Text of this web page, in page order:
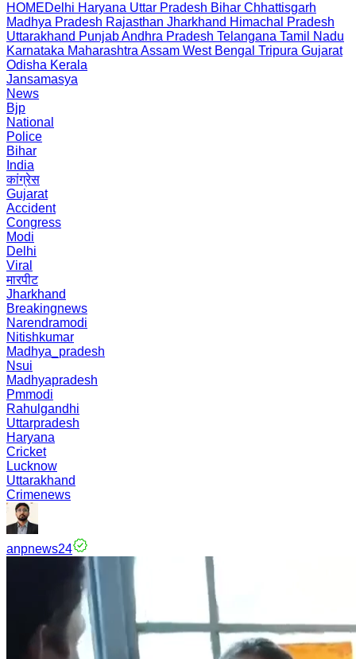
HOMEDelhi Haryana Uttar Pradesh Bihar Chhattisgarh
Madhya Pradesh Rajasthan Jharkhand Himachal Pradesh
Uttarakhand PunjabAndhra Pradesh Telangana Tamil Nadu
Karnataka Maharashtra Assam West Bengal Tripura Gujarat
Odisha Kerala
Jansamasya
News
Bjp
National
Police
Bihar
India
कांग्रेस
Gujarat
Accident
Congress
Modi
Delhi
Viral
मारपीट
Jharkhand
Breakingnews
Narendramodi
Nitishkumar
Madhya_pradesh
Nsui
Madhyapradesh
Pmmodi
Rahulgandhi
Uttarpradesh
Haryana
Cricket
Lucknow
Uttarakhand
Crimenews
anpnews24